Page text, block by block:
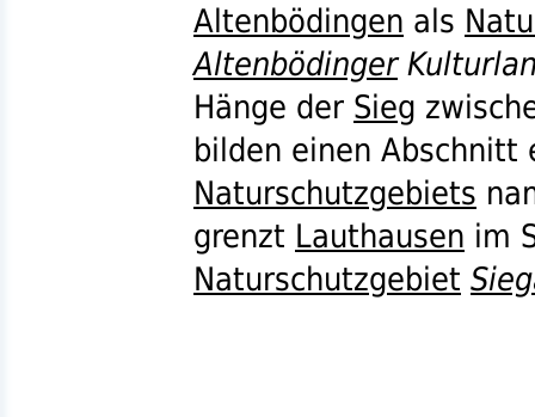
Altenbödingen als
Altenbödinger
Hänge der Sieg
bilden einen Abschnitt
Naturschutzgebiets
grenzt Lauthausen im
Naturschutzgebiet